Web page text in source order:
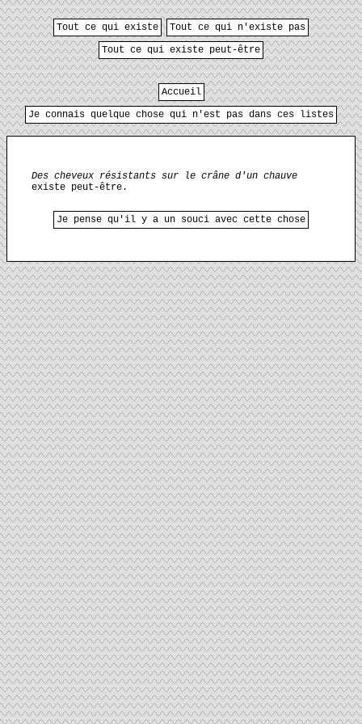
Tout ce qui existe
Tout ce qui n'existe pas
Tout ce qui existe peut-être
Accueil
Je connais quelque chose qui n'est pas dans ces listes
Des cheveux résistants sur le crâne d'un chauve
existe peut-être.